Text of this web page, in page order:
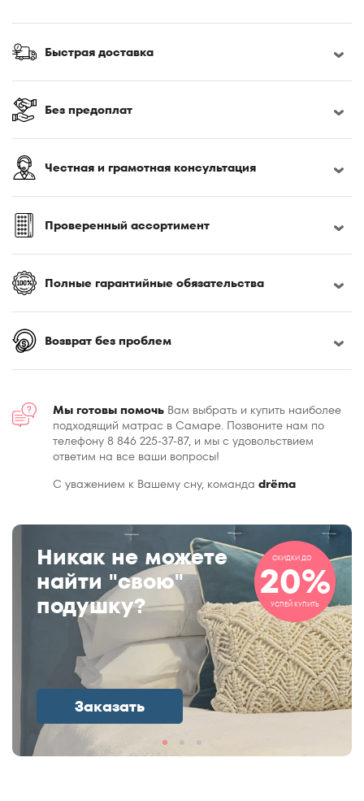
Быстрая доставка
Без предоплат
Честная и грамотная консультация
Проверенный ассортимент
Полные гарантийные обязательства
Возврат без проблем
Мы готовы помочь Вам выбрать и купить наиболее
подходящий матрас в Самаре. Позвоните нам по
телефону 8 846 225-37-87, и мы с удовольствием
ответим на все ваши вопросы!
С уважением к Вашему сну, команда drёma
Никак не можете
найти "свою"
подушку?
Заказать
СКИДКИ ДО
20%
УСПЕЙ КУПИТЬ